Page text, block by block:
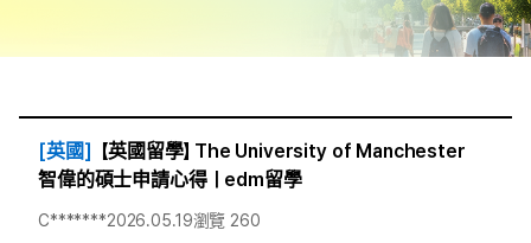
[英國]
【英國留學】 The University of Manchester
智偉的碩士申請心得｜edm留學
C*******2026.05.19瀏覽 260